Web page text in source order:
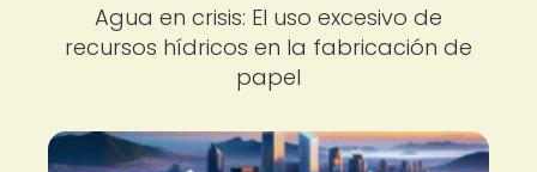
Agua en crisis: El uso excesivo de
recursos hídricos en la fabricación de
papel